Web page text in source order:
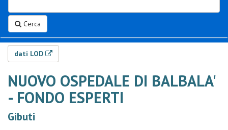
Cerca
dati LOD
NUOVO OSPEDALE DI BALBALA'
- FONDO ESPERTI
Gibuti